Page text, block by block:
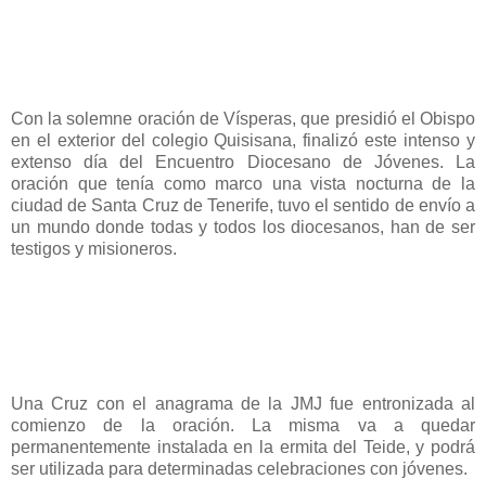
Con la solemne oración de Vísperas, que presidió el Obispo
en el exterior del colegio Quisisana, finalizó este intenso y
extenso día del Encuentro Diocesano de Jóvenes. La
oración que tenía como marco una vista nocturna de la
ciudad de Santa Cruz de Tenerife, tuvo el sentido de envío a
un mundo donde todas y todos los diocesanos, han de ser
testigos y misioneros.
Una Cruz con el anagrama de la JMJ fue entronizada al
comienzo de la oración. La misma va a quedar
permanentemente instalada en la ermita del Teide, y podrá
ser utilizada para determinadas celebraciones con jóvenes.